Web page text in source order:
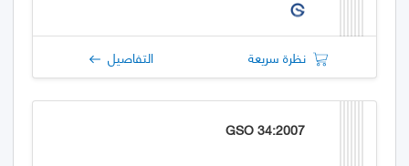
نظرة سريعة التفاصيل
GSO 34:2007